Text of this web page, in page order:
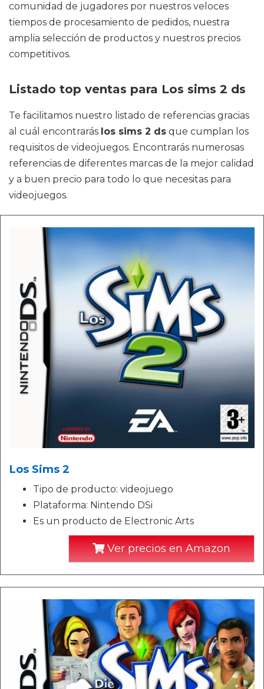
comunidad de jugadores por nuestros veloces
tiempos de procesamiento de pedidos, nuestra
amplia selección de productos y nuestros precios
competitivos.
Listado top ventas para Los sims 2 ds
Te facilitamos nuestro listado de referencias gracias
al cuál encontrarás los sims 2 ds que cumplan los
requisitos de videojuegos. Encontrarás numerosas
referencias de diferentes marcas de la mejor calidad
y a buen precio para todo lo que necesitas para
videojuegos.
Los Sims 2
Tipo de producto: videojuego
Plataforma: Nintendo DSi
Es un producto de Electronic Arts
Ver precios en Amazon